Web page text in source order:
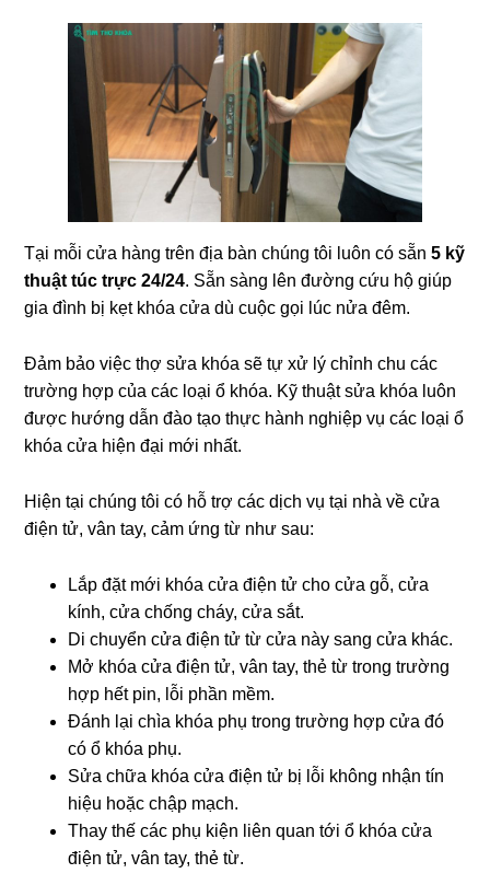
Tại mỗi cửa hàng trên địa bàn chúng tôi luôn có sẵn5 kỹ
thuật túc trực 24/24. Sẵn sàng lên đường cứu hộ giúp
gia đình bị kẹt khóa cửa dù cuộc gọi lúc nửa đêm.
Đảm bảo việc thợ sửa khóa sẽ tự xử lý chỉnh chu các
trường hợp của các loại ổ khóa. Kỹ thuật sửa khóa luôn
được hướng dẫn đào tạo thực hành nghiệp vụ các loại ổ
khóa cửa hiện đại mới nhất.
Hiện tại chúng tôi có hỗ trợ các dịch vụ tại nhà về cửa
điện tử, vân tay, cảm ứng từ như sau:
Lắp đặt mới khóa cửa điện tử cho cửa gỗ, cửa
kính, cửa chống cháy, cửa sắt.
Di chuyển cửa điện tử từ cửa này sang cửa khác.
Mở khóa cửa điện tử, vân tay, thẻ từ trong trường
hợp hết pin, lỗi phần mềm.
Đánh lại chìa khóa phụ trong trường hợp cửa đó
có ổ khóa phụ.
Sửa chữa khóa cửa điện tử bị lỗi không nhận tín
hiệu hoặc chập mạch.
Thay thế các phụ kiện liên quan tới ổ khóa cửa
điện tử, vân tay, thẻ từ.